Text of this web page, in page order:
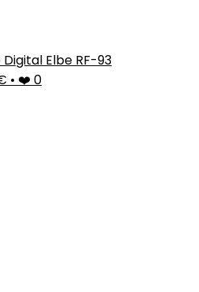
Digital Elbe RF-93
• ❤️ 0